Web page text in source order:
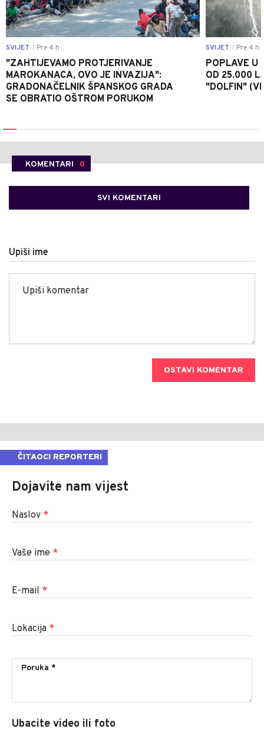
SVIJET Pre 4 h
"ZAHTIJEVAMO PROTJERIVANJE
MAROKANACA, OVO JE INVAZIJA":
GRADONAČELNIK ŠPANSKOG GRADA
SE OBRATIO OŠTROM PORUKOM
SVIJET Pre 4 h
POPLAVE U
OD 25.000
"DOLFIN"
KOMENTARI 0
SVI KOMENTARI
Upiši ime
OSTAVI KOMENTAR
ČITAOCI REPORTERI
Dojavite nam vijest
Naslov *
Vaše ime *
E-mail *
Lokacija *
Ubacite video ili foto